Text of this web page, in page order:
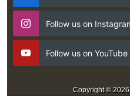
Follow us on
Follow us on YouTube
Copyright ©